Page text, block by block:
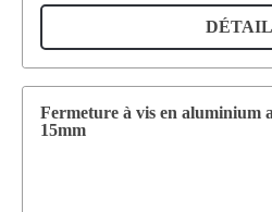
Fermeture à vis en aluminium
15mm